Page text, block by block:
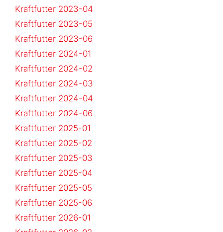
Kraftfutter 2023-04
Kraftfutter 2023-05
Kraftfutter 2023-06
Kraftfutter 2024-01
Kraftfutter 2024-02
Kraftfutter 2024-03
Kraftfutter 2024-04
Kraftfutter 2024-06
Kraftfutter 2025-01
Kraftfutter 2025-02
Kraftfutter 2025-03
Kraftfutter 2025-04
Kraftfutter 2025-05
Kraftfutter 2025-06
Kraftfutter 2026-01